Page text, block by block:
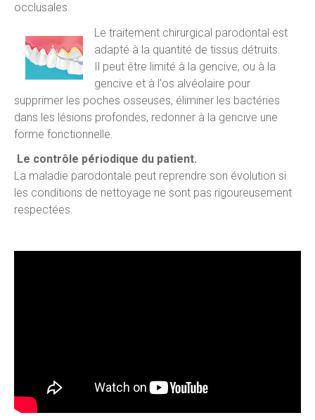
occlusales.
Le traitement chirurgical parodontal est
adapté à la quantité de tissus détruits.
Il peut être limité à la gencive, ou à la
gencive et à l'os alvéolaire pour
supprimer les poches osseuses, éliminer les bactéries
dans les lésions profondes, redonner à la gencive une
forme fonctionnelle.
Le contrôle périodique du patient.
La maladie parodontale peut reprendre son évolution si
les conditions de nettoyage ne sont pas rigoureusement
respectées.